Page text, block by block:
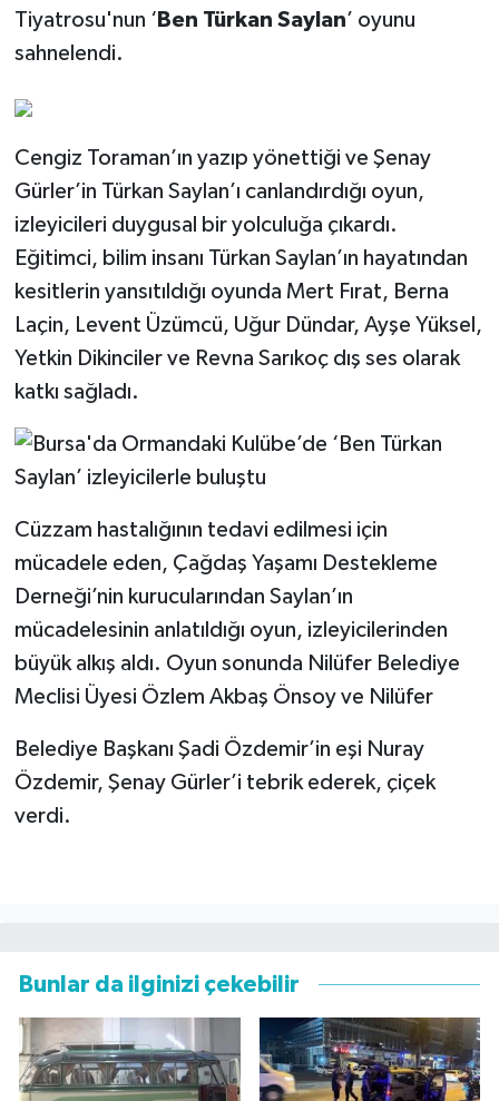
Tiyatrosu'nun ‘ Ben Türkan Saylan’ oyunu
sahnelendi.
Cengiz Toraman’ın yazıp yönettiği ve Şenay
Gürler’in Türkan Saylan’ı canlandırdığı oyun,
izleyicileri duygusal bir yolculuğa çıkardı.
Eğitimci, bilim insanı Türkan Saylan’ın hayatından
kesitlerin yansıtıldığı oyunda Mert Fırat, Berna
Laçin, Levent Üzümcü, Uğur Dündar, Ayşe Yüksel,
Yetkin Dikinciler ve Revna Sarıkoç dış ses olarak
katkı sağladı.
Cüzzam hastalığının tedavi edilmesi için
mücadele eden, Çağdaş Yaşamı Destekleme
Derneği’nin kurucularından Saylan’ın
mücadelesinin anlatıldığı oyun, izleyicilerinden
büyük alkış aldı. Oyun sonunda Nilüfer Belediye
Meclisi Üyesi Özlem Akbaş Önsoy ve Nilüfer
Belediye Başkanı Şadi Özdemir’in eşi Nuray
Özdemir, Şenay Gürler’i tebrik ederek, çiçek
verdi.
Bunlar da ilginizi çekebilir